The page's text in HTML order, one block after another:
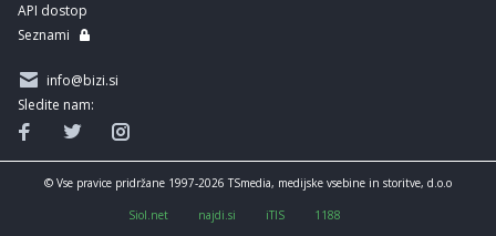
API dostop
Seznami
info@bizi.si
Sledite nam:
© Vse pravice pridržane 1997-2026 TSmedia, medijske vsebine in storitve, d.o.o
Siol.net najdi.si iTIS 1188